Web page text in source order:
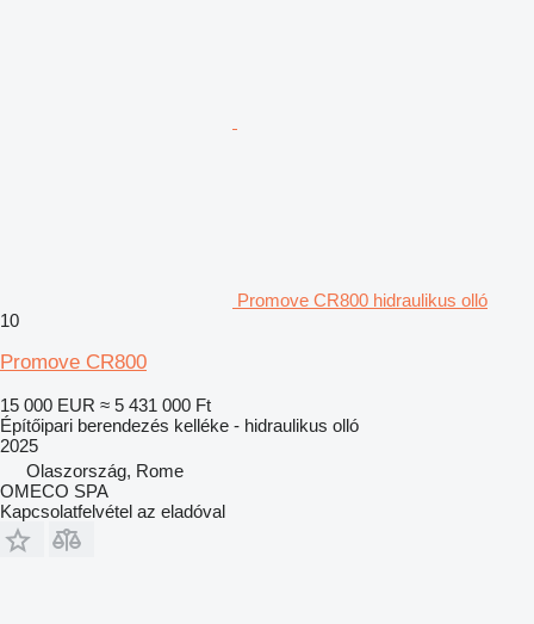
Promove CR800 hidraulikus olló
10
Promove CR800
15 000 EUR ≈ 5 431 000 Ft
Építőipari berendezés kelléke - hidraulikus olló
2025
Olaszország, Rome
OMECO SPA
Kapcsolatfelvétel az eladóval